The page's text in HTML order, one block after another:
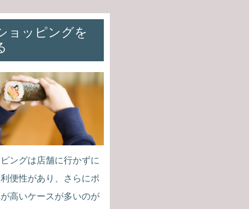
ョッピングを
ングは店舗に行かずに
便性があり、さらにポ
高いケースが多いのが